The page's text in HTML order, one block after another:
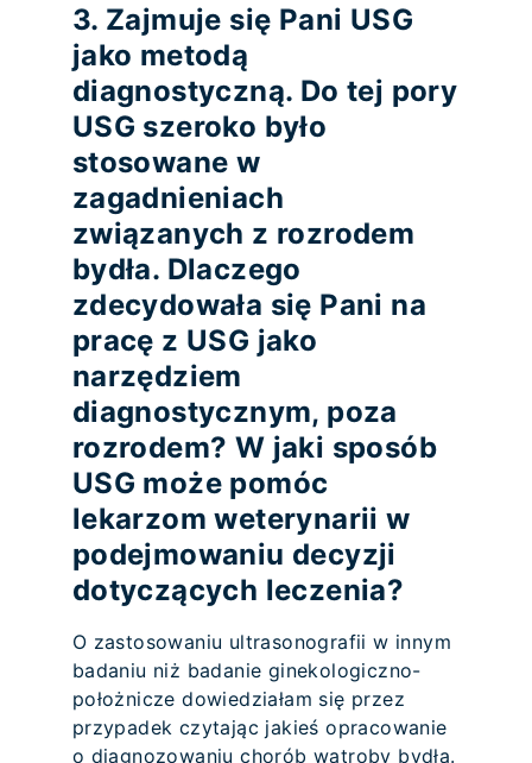
3. Zajmuje się Pani USG
jako metodą
diagnostyczną. Do tej pory
USG szeroko było
stosowane w
zagadnieniach
związanych z rozrodem
bydła. Dlaczego
zdecydowała się Pani na
pracę z USG jako
narzędziem
diagnostycznym, poza
rozrodem? W jaki sposób
USG może pomóc
lekarzom weterynarii w
podejmowaniu decyzji
dotyczących leczenia?
O zastosowaniu ultrasonografii w innym
badaniu niż badanie ginekologiczno-
położnicze dowiedziałam się przez
przypadek czytając jakieś opracowanie
o diagnozowaniu chorób wątroby bydła.